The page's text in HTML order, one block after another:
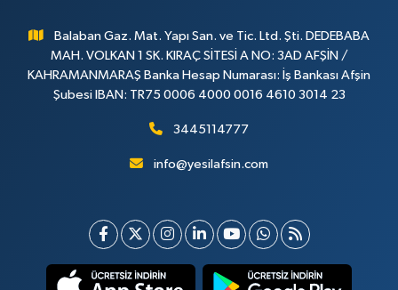
Balaban Gaz. Mat. Yapı San. ve Tic. Ltd. Şti. DEDEBABA
MAH. VOLKAN 1 SK. KIRAÇ SİTESİ A NO: 3AD AFŞİN /
KAHRAMANMARAŞ Banka Hesap Numarası: İş Bankası Afşin
Şubesi IBAN: TR75 0006 4000 0016 4610 3014 23
3445114777
info@yesilafsin.com